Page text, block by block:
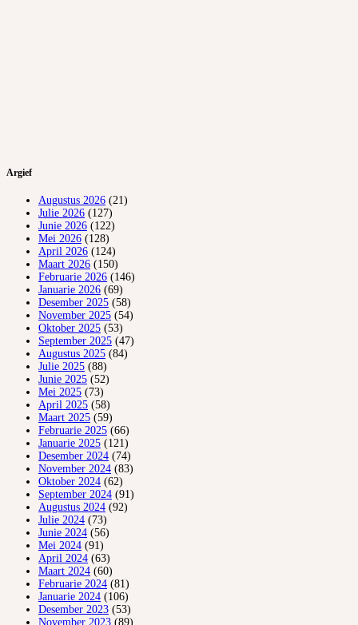
Argief
Augustus 2026 (21)
Julie 2026 (127)
Junie 2026 (122)
Mei 2026 (128)
April 2026 (124)
Maart 2026 (150)
Februarie 2026 (146)
Januarie 2026 (69)
Desember 2025 (58)
November 2025 (54)
Oktober 2025 (53)
September 2025 (47)
Augustus 2025 (84)
Julie 2025 (88)
Junie 2025 (52)
Mei 2025 (73)
April 2025 (58)
Maart 2025 (59)
Februarie 2025 (66)
Januarie 2025 (121)
Desember 2024 (74)
November 2024 (83)
Oktober 2024 (62)
September 2024 (91)
Augustus 2024 (92)
Julie 2024 (73)
Junie 2024 (56)
Mei 2024 (91)
April 2024 (63)
Maart 2024 (60)
Februarie 2024 (81)
Januarie 2024 (106)
Desember 2023 (53)
November 2023 (89)